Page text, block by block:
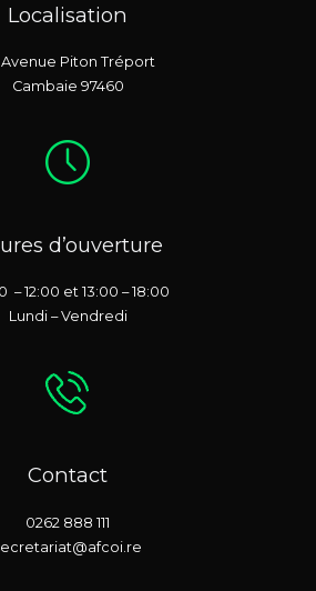
Localisation
Avenue Piton Tréport
Cambaie 97460
d’ouverture
– 12:00 et 13:00 – 18:00
Lundi – Vendredi
Contact
0262 888 111